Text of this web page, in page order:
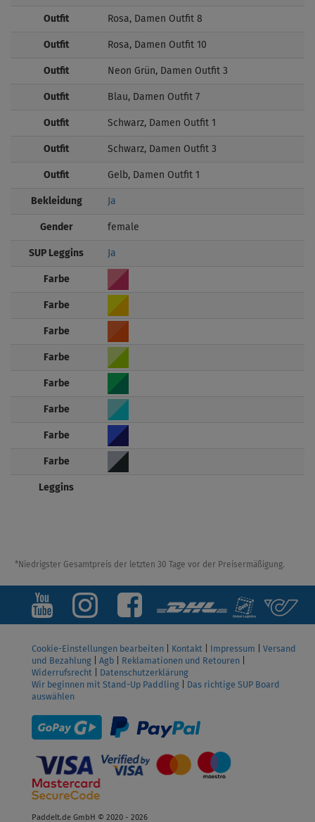
Outfit Rosa, Damen Outfit 8
Outfit Rosa, Damen Outfit 10
Outfit Neon Grün, Damen Outfit 3
Outfit Blau, Damen Outfit 7
Outfit Schwarz, Damen Outfit 1
Outfit Schwarz, Damen Outfit 3
Outfit Gelb, Damen Outfit 1
Bekleidung Ja
Gender female
SUP Leggins Ja
Farbe
Farbe
Farbe
Farbe
Farbe
Farbe
Farbe
Farbe
Leggins
*Niedrigster Gesamtpreis der letzten 30 Tage vor der Preisermäßigung.
Cookie-Einstellungen bearbeiten Kontakt Impressum
Versand
und Bezahlung
Agb Reklamationen und Retouren
Widerrufsrecht
Datenschutzerklärung
Wir beginnen mit Stand-Up Paddling
Das richtige SUP Board
auswählen
Paddelt.de GmbH © 2020 - 2026